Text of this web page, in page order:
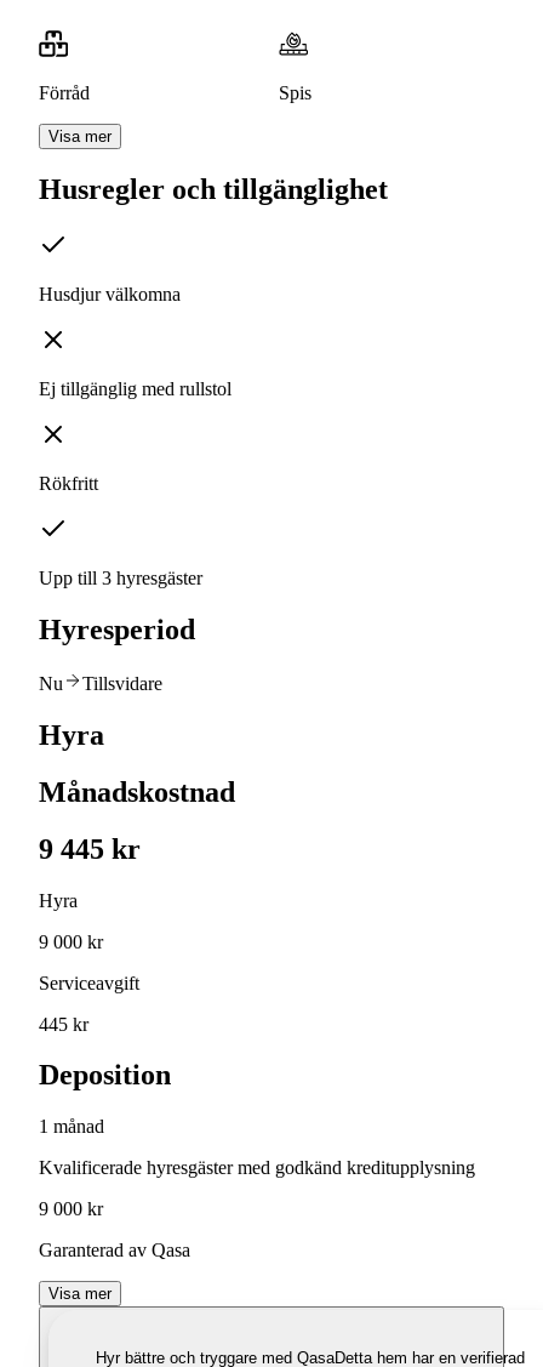
Förråd Spis
Visa mer
Husregler och tillgänglighet
Husdjur välkomna
Ej tillgänglig med rullstol
Rökfritt
Upp till 3 hyresgäster
Hyresperiod
Nu Tillsvidare
Hyra
Månadskostnad
9 445 kr
Hyra
9 000 kr
Serviceavgift
445 kr
Deposition
1 månad
Kvalificerade hyresgäster med godkänd kreditupplysning
9 000 kr
Garanterad av Qasa
Visa mer
Hyr bättre och tryggare med QasaDetta hem har en verifierad